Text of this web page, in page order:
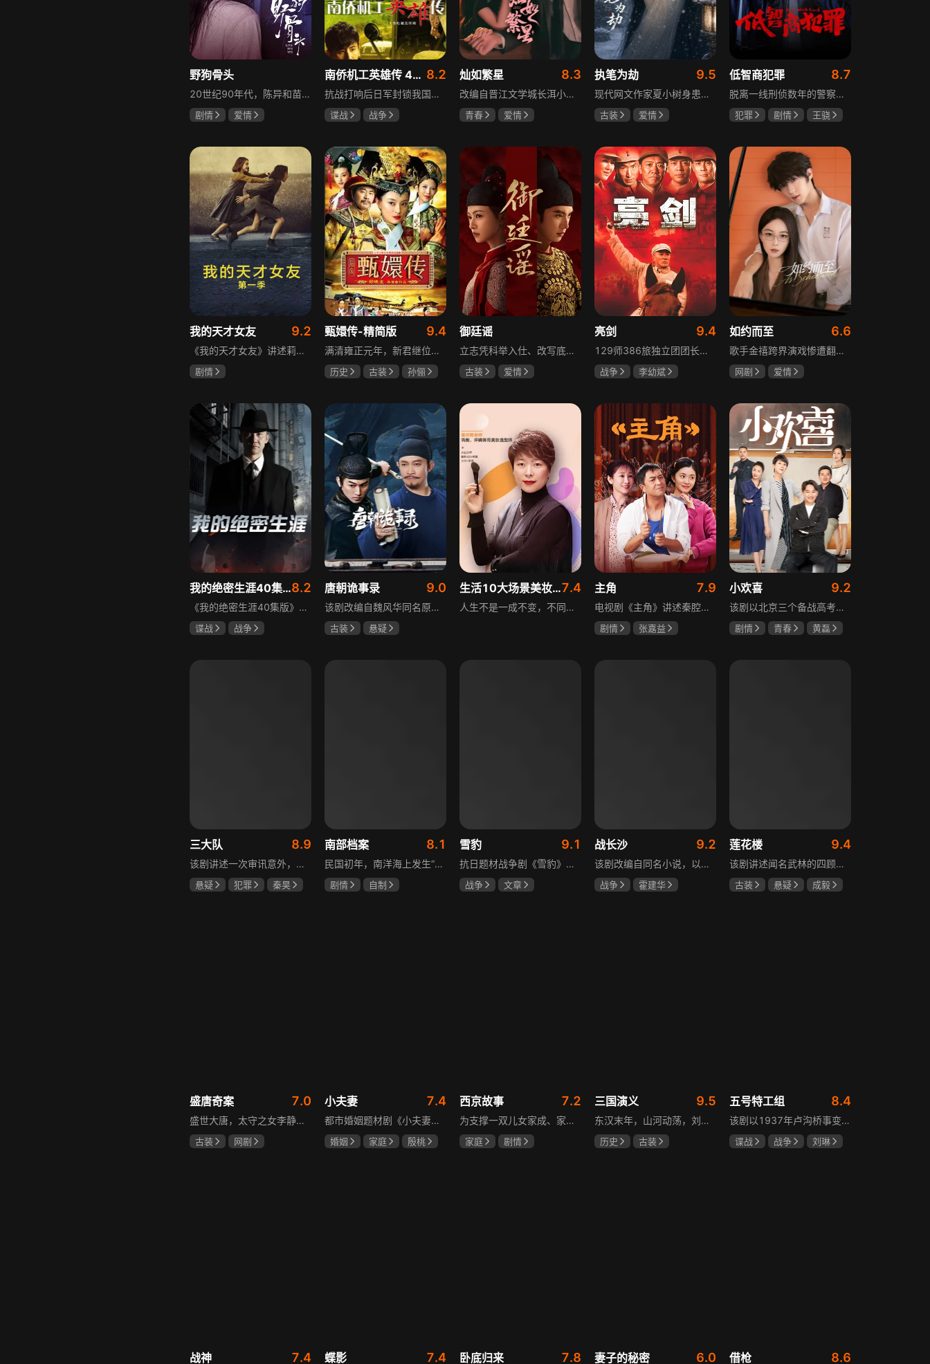
野狗骨头
20世纪90年代，陈异和苗靖因父母相识结缘，从充满敌意到彼此依靠，后因家庭变故不得不相依为命。大学时苗靖告白，陈异却因纵火案逼她离开藤城。多年后重逢，陈异为保护苗靖以身入局，两人并肩对抗走私团伙，最终陈异告白，两人终成眷属。
剧情
爱情
南侨机工英雄传 43集版 8.2
抗战打响后日军封锁我国运输路线，神鼓滇缅公路撑起抗战后勤补给，因急缺司机和技工，三千余名南洋华侨毅然归国共赴国难。方家兄弟是典型代表，大哥方天海表面投靠日军实为中共地下工作者，委曲求全游走生死间；弟弟方千树从纨绔子弟成长为抗日战士。剧集以真实历史为背景，展现华侨爱国情怀与民族大义。
谍战
战争
灿如繁星 8.3
改编自晋江文学城长洱小说《狭路》，讲述心理学博士林晚星遭遇变故后返乡任教，邂逅顶级教练王法，带领垫底差生逆袭追梦的热血救赎故事。林晚星用“自由式”教育，培养少年们的独立人格，帮他们学会生活、融洽自我、发现所爱、勇于追求，诠释“不远狭路，终见光明”的成长内核。
青春
爱情
执笔为劫 9.5
现代网文作家夏小树身患绝症，临终前未能完成最后一部长篇小说，带着遗憾离世，却意外穿越进自己笔下的世界，成为书中的明月公主。夏小树步步为营，一次次改写危机。当夏小树耗尽预知，失去剧本掌控，她和萧景琰的命运急转直下。萧景琰被逼另娶他人，两人被迫私奔，却在曙光初现时遭遇追兵——夏小树中箭身亡，萧景琰抱着她痛不欲生。十年后，登基为帝的萧景琰在上元灯会上，遇见一个提着兔子灯的姑娘，与当年的明月一模一样……
古装
爱情
低智商犯罪 8.7
脱离一线刑侦数年的警察张一昂，因省厅匿名举报信被派往三江口调查。他刚到就遇刑警队长被害，洗清嫌疑时意外抓获连环杀人案凶手，迅速建立声望。张一昂锁定当地富商周荣团伙，蠢贼间勾心斗角的蝴蝶效应助警方屡建奇功，最终查明同僚遇害真相，让真凶落网。剧集以喜剧风格展现刑侦故事，充满黑色幽默。
犯罪 剧情
王骁
我的天才女友 9.2
《我的天才女友》讲述莉拉和莱侬这对好朋友的童年与少年时代。故事从友情开始，描绘女性友情的微妙变化——她们相互支持、妒忌和猜疑，又不断向外拓展，在与外部世界的试探中为自己塑形。莉拉聪明漂亮，莱侬羡慕她的天赋与决断力，两人都视对方为隐秘镜子，暗暗角力，展现女性成长中的复杂关系与自我探寻。
剧情
玛格丽塔·马祖可
甄嬛传-精简版 9.4
满清雍正元年，新君继位后朝堂看似祥和实则暗流涌动，后宫华妃与皇后分庭抗礼，各方势力裹挟其中凶险异常，太后主持选秀拉开帷幕，大理寺少卿甄远道长女甄嬛意外得雍正赏识步入皇宫，在皇后与华妃的夹击下，甄嬛小心周旋忍辱负重，不得不用智慧保护自己，一次次卷入残酷宫闱斗争。
历史 古装
孙俪
御廷谣
立志凭科举入仕、改写底层命运的孤女孟廷辉因意外结识微服私访的少年新帝英寡，二人联手铲除沙州官匪，英寡赏识其胆识智谋，暗中助力她赴京赶考。孟廷辉入京后遭科举舞弊构陷，凭智勇自证清白，被英寡破格任命为察闻院主事，清查虎啸帮、晚香阁等黑恶势力，逐步牵出血月会复国阴谋与朝堂权斗。二人从君臣知己渐生情愫，历经身世谜团、朝堂阻力与边境战乱，最终平定叛乱、整肃朝纲，携手共护江山万民。
古装
爱情
亮剑 9.4
129师386旅独立团团长李云龙敢想敢干、不按规矩办事，脾气火爆性格直爽，带领独立团展现出敢于拼杀的劲头，接连击败坂田连队、山崎大队、山本部队，名声大噪却因屡次犯规遭贬斥。抗战时期他与国军358团团长楚云飞惺惺相惜，徐蚌会战中一较高下双双重伤，养病期间李云龙与护士田雨相恋，两人及亲人战友历经国家沧桑巨变。
战争
李幼斌
如约而至 6.6
歌手金禧跨界演戏惨遭翻车，全网群嘲演技拉胯！不服输的他另辟蹊径，转行试水音乐剧，誓要逆袭打脸。机缘巧合下，他对高冷硬核的金牌音乐剧导演宁瑾一见心动，两人意外留下暧昧一吻，转头试镜现场再度狭路相逢。 宁瑾本就抵触偶像跨界，对半路空降的流量新人金禧百般严苛，花式魔鬼训练轮番上线。金禧顶住剧团前辈排挤、同行暗算、舆论刁难等重重危机，日夜苦练打磨演技，慢慢褪去偶像光环、解锁真实自我，一点点打动高冷导演和剧团众人。 一路走来，二人历经误会争执、事业危机、亲情心结、分手磨合多重考验，在并肩拯救濒临倒闭的剧团、携手打磨《倩女幽魂》剧目、共渡舞台难关的过程中，情愫渐生、双向治愈。最终剧目首演大获成功，叛逆
网剧
爱情
我的绝密生涯40集版8.2
《我的绝密生涯40集版》以1931年东北为背景，苏联特使引发暗杀行动，商人关郁达卷入被重伤失踪，妻子谭梓君带家人在新京安顿。八年后关郁达打入日本特务机关为我党提供情报，与谭梓君相遇却因身份不能相认，谭梓君心中充满怀疑。
谍战
战争
唐朝诡事录 9.0
该剧改编自魏风华同名原著，讲述繁华大唐盛世下发生的一系列奇闻异事。长安金吾卫中郎将卢凌风与狄公亲传弟子苏无名携手，共破《长安红茶》《石桥图》等九个诡异案件，从新娘失踪案到宫廷秘闻，从朝堂到乡间，他们在破案过程中相互了解，逐渐成长，共同守护苍生，担负起挽救社稷于危急的使命。
古装
悬疑
生活10大场景美妆秘籍7.4
人生不是一成不变，不同的场合不同的角色，适宜的妆容造型往往能帮助人们建立自信、破冰社交，开启一个良好开端，做到事半功倍。姜月辉老师亲自打造的《10大生活场景角色妆容课程》，将针对不同的生活场景和角色需求，教授相应的妆容造型技巧，让学员轻松驾驭每个人生角色，打造出适合自己的妆容，提升个人形象和气质。
主角 7.9
电视剧《主角》讲述秦腔名伶忆秦娥阴差阳错被舅舅胡三元带入剧团，历经近半个世纪兴衰起伏，从牧羊女成长为一代秦腔名伶的故事，剧集以秦腔发展为脉络映射大历史起落，反映中国社会四十年变迁中普通人的情感生活与命运，展现传统艺术传承与时代变迁的交织。
剧情
张嘉益
小欢喜 9.2
该剧以北京三个备战高考的家庭为核心，讲述童文洁与方一凡、宋倩与乔英子、季胜利与季杨杨这几组亲子，在升学压力下，围绕成绩、陪伴、沟通等问题产生的矛盾与磨合，展现了中年家长与青春期孩子共同成长的温馨故事。
剧情 青春
黄磊
三大队 8.9
该剧讲述一次审讯意外，三大队刑警程兵入狱服刑，队友受牵连脱警、降职，曾经的警界精英三大队分崩离析。十年牢狱，程兵重获自由，失去一切，而案件的犯罪嫌疑人王大勇依旧在逃。穿一天警服，终身是正义，不甘化作执着，利刃再次出鞘，程兵和三大队的兄弟重新集结踏上追凶之路，在孤独漫长的旅途中配合警方千里追凶，也在这苦行僧一样的历程中重新找到人生的坐标和生命的意义。本片根据原载于“网易人间”作者深蓝的《请转告局长，三大队任务完成》改编。
悬疑 犯罪
秦昊
南部档案 8.1
民国初年，南洋海上发生“水鬼望乡”离奇命案，张家外派调查神秘事务的南部档案馆坐办张海盐、张海虾二人搭档亲往调查，却意外卷入了一个用于猎杀海外张家人的绝命死局。张海虾以自己的死谋局求解，送张海盐上了“南安号”巨轮回厦城以图他能够有一线生机，但这趟波澜诡谲的航程似乎才刚刚起航，一手遮天的军阀大佬、单纯执着的少年账房、还有十年未见的至亲故人……张海盐独自面对着接踵而至的意外，而当他踏上厦城的那一刻，真正属于两个少年的命运才初初开始转动。
剧情
自制
雪豹 9.1
抗日题材战争剧《雪豹》讲述抗日女学生陈怡是一个在革命道路上逐渐成长起来的优秀青年。从慷慨激昂的热血学生，到成熟稳重的革命战士，甚至执行任务的时候还要扮演性格大胆奔放的交际花，打入到敌人内部获取情报。在做情报工作时，与搭档张楚扮假夫妻，多次身陷险境命悬一线。周卫国原本是一名玩世不恭的富家子弟，却不乏热血，抗战时为了保护初恋女友，举枪杀了一名日本人，由此改名换姓走上了革命道路，从国民党中央军校到德国军校，再到回国创建中国第一支特战部队，成为了一个真正的传奇英雄。
战争
文章
战长沙 9.2
该剧改编自同名小说，以中国近代史上著名的“长沙会战”为背景，借由长沙城一户普通胡姓人家在战争中的命运浮沉，展现战火的无情以及在日军铁蹄侵略下中华儿女奋起抗战的不屈精神。1938年10月日军攻陷武汉，长沙危在旦夕，城中茶园巷的胡家人在孙女婿薛君山的支持下，为最宠爱的龙凤胎湘湘和小满安排退路。薛君山先将湘湘介绍给留洋归来保卫长沙的顾清明，可惜二人一见面便势同水火，薛君山只好另选人家。湘湘订婚当日，蒋介石密令火烧长沙，因指挥失当酿成巨大灾难，繁华古城毁于一旦，很多人包括湘湘的未婚夫一家被活活烧死。焦土上，各地英雄儿女齐聚长沙，和湖南人民一起阻挡敌人铁蹄，胡家人也在劫难中演绎了一幕幕悲欢离合。
战争
霍建华
莲花楼 9.4
该剧讲述闻名武林的四顾门门主李相夷在一次大战后身受重伤，从此退隐江湖成为淡泊名利的“假神医”李莲花。他遇到新交方多病与旧敌笛飞声后，重新卷入江湖。江湖暗流涌动，疑团扑朔迷离，抽丝剥茧方能断出真相，一段荡气回肠的侠义情即将热血展开，展现了侠义、探案与江湖恩怨交织的精彩故事。
古装 悬疑
成毅
盛唐奇案 7.0
盛世大唐，太守之女李静澜天赋异禀，擅验尸断案，与神秘“鬼探”决明、武艺高强的捕快苏御安联手追凶，揭开一桩桩离奇悬案：双生姐妹的生死置换、跨越十七年的书生冤案、雅集会上的连环仪式杀人等。在迷雾与鲜血中，李静澜与决明暗生情愫，彼此扶持，坚守心中正道，挣脱宿命桎梏。盛世灯火之下，他们以智慧与勇气涤荡污浊，书写下一段守护正义与清明的传奇。
古装
网剧
小夫妻 7.4
都市婚姻题材剧《小夫妻》围绕经营十年婚姻的周全与车莉展开，原本家庭美满的二人突遭变故：周全怀才不遇还意外被裁员，车莉则被迫赶鸭子上架仓促创业，不可预期的生活变动让他们的婚姻陷入僵局。而立之年的两人，在现实压力与情感拉扯中挣扎，面临诸多矛盾与考验，他们能否重新调整生活节奏，修复婚姻关系，回到幸福生活的轨道，是该剧的核心看点。
婚姻 家庭
殷桃
西京故事 7.2
为支撑一双儿女家成、家秀的“求学大业”，一家之主罗天福携妻子慧娟进了西京城。在西京城里，罗天福见证了身边的小人物们在大城市的生存之难，自身也经历了种种艰辛：饼铺生意屡屡受挫，妻子慧娟不满他“固执守旧”的经营方式闹起分居，儿子家成无法适应从乡村到城市的生活状况不断离校出走，重重打击不断袭来，使他头一次对自己坚守多年的人生观和价值观产生怀疑。自己这样做究竟是对是错，城市是不是真的不适合他这种“坚持老一套”的人生存。女儿家秀的支持鼓励使罗天福重拾信心，那些曾经接受罗天福帮助的人也反过来帮助他，纠缠不清的矛盾随之一一化解。罗家人终于在西京这座大城扎下了根，向着美好的未来继续前行。该剧围绕农村家庭在城市的奋斗历程展开，展现了小人物的坚韧与善良，充满了励志色彩与现实关怀。
家庭
剧情
三国演义 9.5
东汉末年，山河动荡，刘汉王朝气数将尽。内有十常侍颠倒黑白、祸乱朝纲，外有张氏兄弟高呼“苍天已死，黄巾当立”的口号，掀起浩大的农民起义，一时间狼烟四起，刘家朝廷宛如大厦将倾，岌岌可危。正所谓乱世出英雄，曹操、公孙瓒、袁术、袁绍、吕布、刘备、孙策、关羽、张飞、诸葛亮等各路豪杰不断涌现，从群雄逐鹿到赤壁之战，从魏蜀吴三国鼎立到三分归一统，波澜壮阔的三国时代的大幕缓缓拉开，本片根据中国古典名著《三国演义》改编。
历史
古装
五号特工组 8.4
该剧以1937年卢沟桥事变后的上海为背景，讲述中共地下党员欧阳剑平召集海外同学组成特工组的故事。组员涵盖情报、密码、爆破、神偷等领域人才，他们以法租界上流社会身份为掩护，与日军特高课、汪伪76号等势力展开较量，屡屡涉险却最终完成任务。剧集以真实史料为基础，展现了抗日时期地下工作者的智勇无畏与家国情怀。
谍战 战争
刘琳
战神 7.4 蝶影 7.4 卧底归来 7.8 妻子的秘密 6.0 借枪 8.6